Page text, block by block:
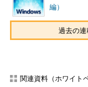
ルに2つのパーティションが含
編）
過去の
関連資料（ホワイト